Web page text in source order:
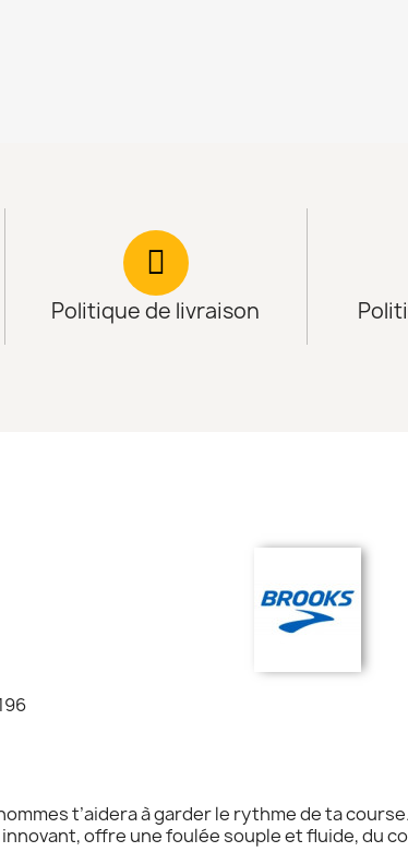
Politique de livraison
t’aidera à garder le rythme de ta
offre une foulée souple et fluide, du